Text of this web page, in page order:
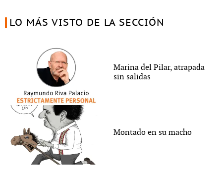
LO MÁS VISTO DE LA SECCIÓN
Marina del Pilar, atrapada
sin salidas
Montado en su macho